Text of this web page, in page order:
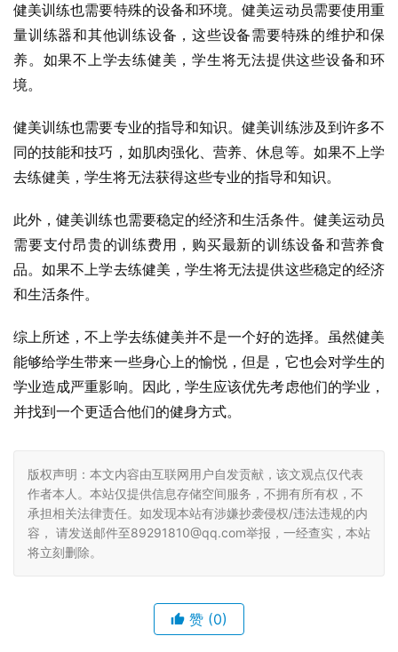
健美训练也需要特殊的设备和环境。健美运动员需要使用重
量训练器和其他训练设备，这些设备需要特殊的维护和保
养。如果不上学去练健美，学生将无法提供这些设备和环
境。
健美训练也需要专业的指导和知识。健美训练涉及到许多不
同的技能和技巧，如肌肉强化、营养、休息等。如果不上学
去练健美，学生将无法获得这些专业的指导和知识。
此外，健美训练也需要稳定的经济和生活条件。健美运动员
需要支付昂贵的训练费用，购买最新的训练设备和营养食
品。如果不上学去练健美，学生将无法提供这些稳定的经济
和生活条件。
综上所述，不上学去练健美并不是一个好的选择。虽然健美
能够给学生带来一些身心上的愉悦，但是，它也会对学生的
学业造成严重影响。因此，学生应该优先考虑他们的学业，
并找到一个更适合他们的健身方式。
版权声明：本文内容由互联网用户自发贡献，该文观点仅代表
作者本人。本站仅提供信息存储空间服务，不拥有所有权，不
承担相关法律责任。如发现本站有涉嫌抄袭侵权/违法违规的内
容， 请发送邮件至89291810@qq.com举报，一经查实，本站
将立刻删除。
赞 (0)